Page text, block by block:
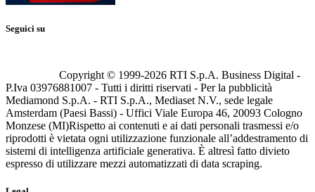
Seguici su
Copyright © 1999-2026 RTI S.p.A. Business Digital -
P.Iva 03976881007 - Tutti i diritti riservati - Per la pubblicità
Mediamond S.p.A. - RTI S.p.A., Mediaset N.V., sede legale
Amsterdam (Paesi Bassi) - Uffici Viale Europa 46, 20093 Cologno
Monzese (MI)Rispetto ai contenuti e ai dati personali trasmessi e/o
riprodotti è vietata ogni utilizzazione funzionale all’addestramento di
sistemi di intelligenza artificiale generativa. È altresì fatto divieto
espresso di utilizzare mezzi automatizzati di data scraping.